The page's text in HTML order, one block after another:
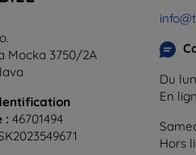
Mocka 3750/2A
: 46701494
Du
En
Hors